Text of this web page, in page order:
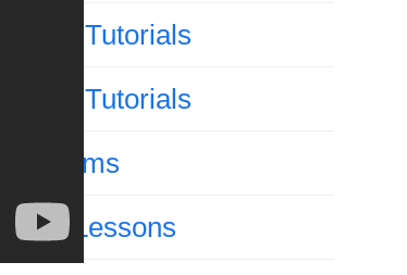
Drum Tutorials
Drum Tutorials
E-Drums
Free Lessons